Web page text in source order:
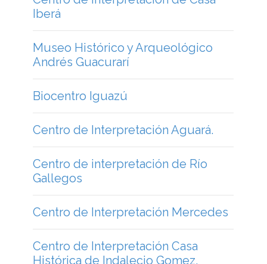
Centro de Interpretación Aguará.
Centro de interpretación de Río
Gallegos
Centro de Interpretación Mercedes
Centro de Interpretación Casa
Histórica de Indalecio Gomez.
Centro de Interpretación de La Cruz
Centro de Interpretación de Cueva
de las Manos